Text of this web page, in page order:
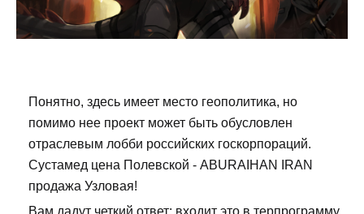
Понятно, здесь имеет место геополитика, но
помимо нее проект может быть обусловлен
отраслевым лобби российских госкорпораций.
Сустамед цена Полевской - ABURAIHAN IRAN
продажа Узловая!
Вам дадут четкий ответ: входит это в терпрограмму,